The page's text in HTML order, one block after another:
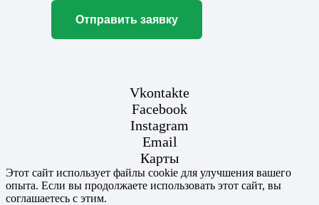
Отправить заявку
Vkontakte
Facebook
Instagram
Email
Карты
Этот сайт использует файлы cookie для улучшения вашего
опыта. Если вы продолжаете использовать этот сайт, вы
соглашаетесь с этим.